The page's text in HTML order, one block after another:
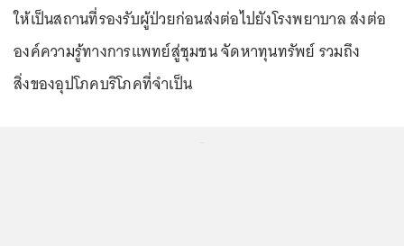
ให้เป็นสถานที่รองรับผู้ป่วยก่อนส่งต่อไปยังโรงพยาบาล ส่งต่อ
องค์ความรู้ทางการแพทย์สู่ชุมชน จัดหาทุนทรัพย์ รวมถึง
สิ่งของอุปโภคบริโภคที่จำเป็น